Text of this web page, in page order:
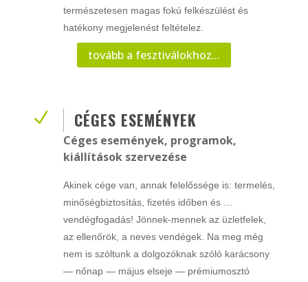
természetesen magas fokú felkészülést és
hatékony megjelenést feltételez.
tovább a fesztiválokhoz...
N CÉGES ESEMÉNYEK
Céges események, programok,
kiállítások szervezése
Akinek cége van, annak felelőssége is: termelés,
minőségbiztosítás, fizetés időben és …
vendégfogadás! Jönnek-mennek az üzletfelek,
az ellenőrök, a neves vendégek. Na meg még
nem is szóltunk a dolgozóknak szóló karácsony
— nőnap — május elseje — prémiumosztó